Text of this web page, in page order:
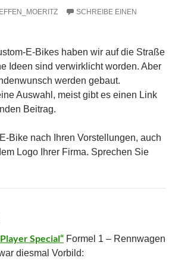
SCHREIBE EINEN
E-Bikes haben wir auf die Straße
Ideen sind verwirklicht worden. Aber
werden gebaut.
Auswahl, meist gibt es einen Link
Beitrag.
Bike nach Ihren Vorstellungen, auch
Logo Ihrer Firma. Sprechen Sie
Special“ Formel 1 – Rennwagen
diesmal Vorbild: